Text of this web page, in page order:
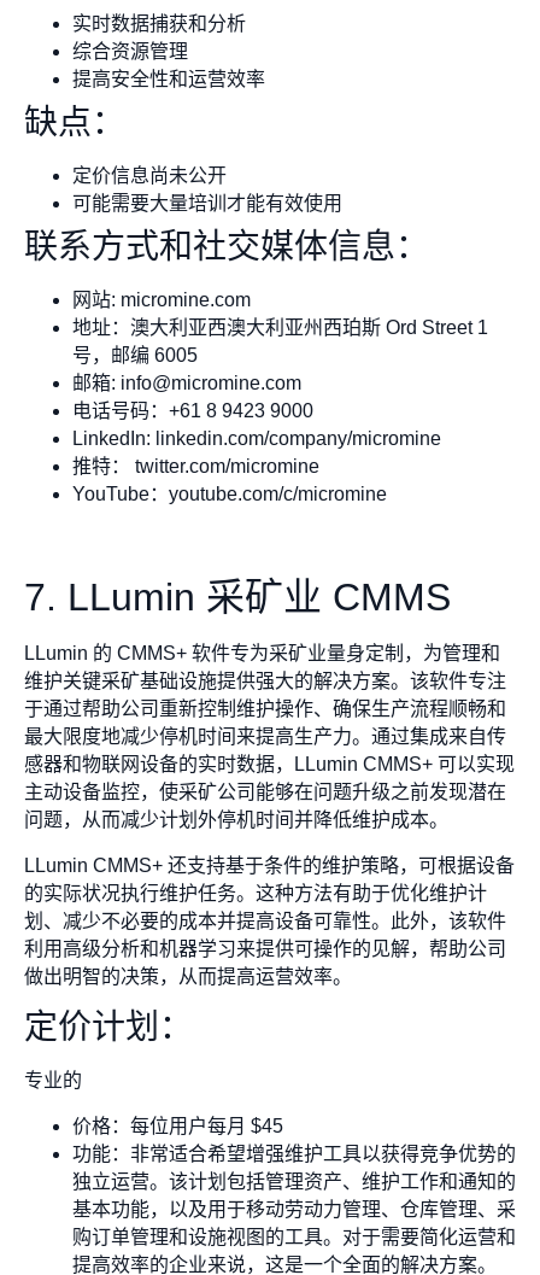
实时数据捕获和分析
综合资源管理
提高安全性和运营效率
缺点：
定价信息尚未公开
可能需要大量培训才能有效使用
联系方式和社交媒体信息：
网站: micromine.com
地址：澳大利亚西澳大利亚州西珀斯 Ord Street 1
号，邮编 6005
邮箱: info@micromine.com
电话号码：+61 8 9423 9000
LinkedIn: linkedin.com/company/micromine
推特： twitter.com/micromine
YouTube：youtube.com/c/micromine
7. LLumin 采矿业 CMMS
LLumin 的 CMMS+ 软件专为采矿业量身定制，为管理和
维护关键采矿基础设施提供强大的解决方案。该软件专注
于通过帮助公司重新控制维护操作、确保生产流程顺畅和
最大限度地减少停机时间来提高生产力。通过集成来自传
感器和物联网设备的实时数据，LLumin CMMS+ 可以实现
主动设备监控，使采矿公司能够在问题升级之前发现潜在
问题，从而减少计划外停机时间并降低维护成本。
LLumin CMMS+ 还支持基于条件的维护策略，可根据设备
的实际状况执行维护任务。这种方法有助于优化维护计
划、减少不必要的成本并提高设备可靠性。此外，该软件
利用高级分析和机器学习来提供可操作的见解，帮助公司
做出明智的决策，从而提高运营效率。
定价计划：
专业的
价格：每位用户每月 $45
功能：非常适合希望增强维护工具以获得竞争优势的
独立运营。该计划包括管理资产、维护工作和通知的
基本功能，以及用于移动劳动力管理、仓库管理、采
购订单管理和设施视图的工具。对于需要简化运营和
提高效率的企业来说，这是一个全面的解决方案。